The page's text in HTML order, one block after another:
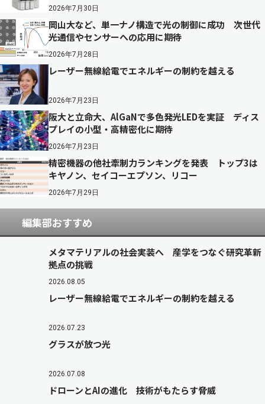
2026年7月30日
岡山大など、単一ナノ構造で光の制御に成功 次世代
光通信やセンサーへの応用に期待
2026年7月28日
レーザー無線給電でエネルギーの制約を越える
2026年7月23日
阪大と立命大、AlGaNで多色発光LEDを実証 ディス
プレイの小型・高精密化に期待
2026年7月23日
精密機器の他社牽制力ランキングを発表 トップ3は
キヤノン、セイコーエプソン、リコー
2026年7月29日
編集部おすすめ
メタマテリアルの社会実装へ 産学をつなぐ研究革新
拠点の挑戦
2026.08.05
レーザー無線給電でエネルギーの制約を越える
2026.07.23
グラスが放つ光
2026.07.08
ドローンとAIの進化 技術がもたらす脅威